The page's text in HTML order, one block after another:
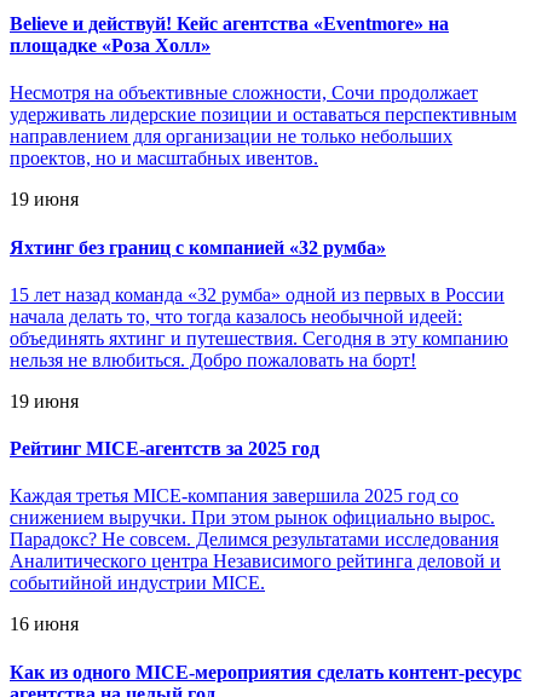
Believe и действуй! Кейс агентства «Eventmore» на
площадке «Роза Холл»
Несмотря на объективные сложности, Сочи продолжает
удерживать лидерские позиции и оставаться перспективным
направлением для организации не только небольших
проектов, но и масштабных ивентов.
19 июня
Яхтинг без границ с компанией «32 румба»
15 лет назад команда «32 румба» одной из первых в России
начала делать то, что тогда казалось необычной идеей:
объединять яхтинг и путешествия. Сегодня в эту компанию
нельзя не влюбиться. Добро пожаловать на борт!
19 июня
Рейтинг MICE-агентств за 2025 год
Каждая третья MICE-компания завершила 2025 год со
снижением выручки. При этом рынок официально вырос.
Парадокс? Не совсем. Делимся результатами исследования
Аналитического центра Независимого рейтинга деловой и
событийной индустрии MICE.
16 июня
Как из одного MICE-мероприятия сделать контент-ресурс